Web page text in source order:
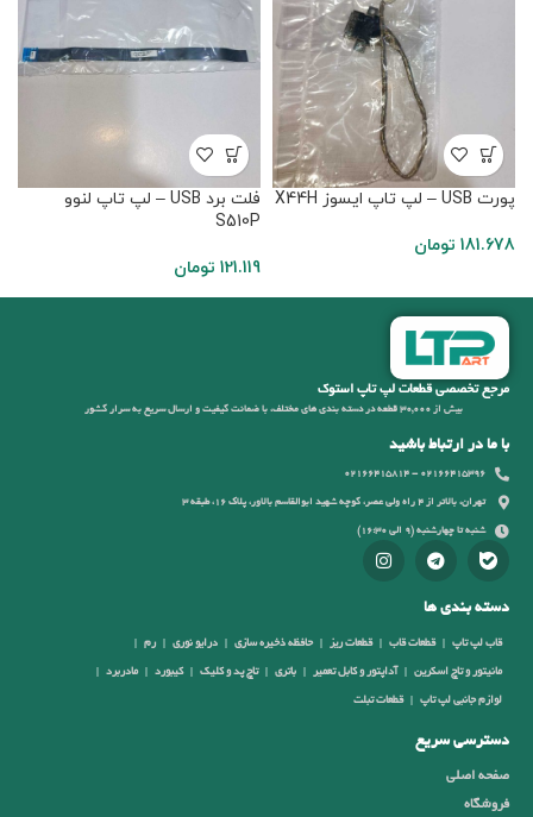
پورت USB – لپ تاپ ایسوز X44H
181.678 تومان
فلت برد USB – لپ تاپ لنوو
S510P
121.119 تومان
مرجع تخصصی قطعات لپ تاپ استوک
بیش از 30,000 قطعه در دسته بندی های مختلف، با ضمانت کیفیت و ارسال سریع به سرار کشور
با ما در ارتباط باشید
02166415396 - 02166415814
تهران، بالاتر از 4 راه ولی عصر، کوچه شهید ابوالقاسم بالاور، پلاک 16، طبقه 3
شنبه تا چهارشنبه (9 الی 16:30)
دسته بندی ها
قاب لپ تاپ قطعات قاب قطعات ریز حافظه ذخیره سازی درایو نوری رم
مانیتور و تاچ اسکرین آداپتور و کابل تعمیر باتری تاچ پد و کلیک کیبورد مادربرد
لوازم جانبی لپ تاپ قطعات تبلت
دسترسی سریع
صفحه اصلی
فروشگاه